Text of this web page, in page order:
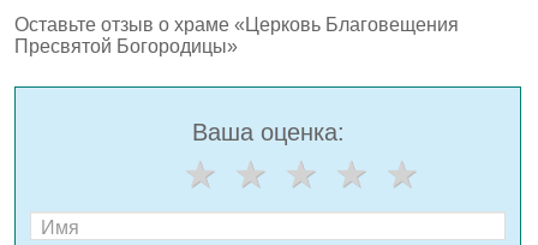
Оставьте отзыв о храме «Церковь Благовещения
Пресвятой Богородицы»
Ваша оценка: